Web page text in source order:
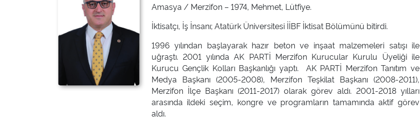
Amasya / Merzifon – 1974, Mehmet, Lütfiye.
İktisatçı, İş İnsanı; Atatürk Üniversitesi İİBF İktisat Bölümünü bitirdi.
1996 yılından başlayarak hazır beton ve inşaat malzemeleri satışı ile
uğraştı. 2001 yılında AK PARTİ Merzifon Kurucular Kurulu Üyeliği ile
Kurucu Gençlik Kolları Başkanlığı yaptı. AK PARTİ Merzifon Tanıtım ve
Medya Başkanı (2005-2008), Merzifon Teşkilat Başkanı (2008-2011),
Merzifon İlçe Başkanı (2011-2017) olarak görev aldı. 2001-2018 yılları
arasında ildeki seçim, kongre ve programların tamamında aktif görev
aldı.